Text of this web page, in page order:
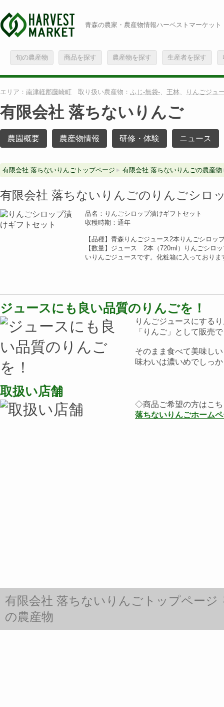
青森の農家・農産物情報ハーベストマーケット
旬の農産物 商品を探す 農産物を探す 生産者を探す
エリア： 南津軽郡藤崎町 取り扱い農産物： ふじ-無袋-、 王林、 りんごジュ
有限会社 落ちないりんご
農園概要 農産物情報 研修・体験 ニュース
有限会社 落ちないりんごトップページ 有限会社 落ちないりんごの農産物
有限会社 落ちないりんごのりんごシロ
品名：りんごシロップ漬けギフトセット
収穫時期：通年
【品種】青森りんごジュース2本りんごシロッ
【数量】ジュース 2本（720ml）りんごシロ
いりんごジュースです。化粧箱に入っており
ジュースにも良い品質のりんごを！
りんごジュースにする
「りんご」として販売
そのまま食べて美味し
味わいは濃いめでしっ
取扱い店舗
◇商品ご希望の方はこ
落ちないりんごホーム
有限会社 落ちないりんごトップページ
の農産物